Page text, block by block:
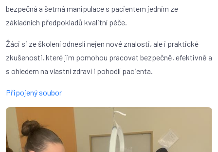
bezpečná a šetrná manipulace s pacientem jedním ze
základních předpokladů kvalitní péče.
Žáci si ze školení odnesli nejen nové znalosti, ale i praktické
zkušenosti, které jim pomohou pracovat bezpečně, efektivně a
s ohledem na vlastní zdraví i pohodlí pacienta.
Připojený soubor